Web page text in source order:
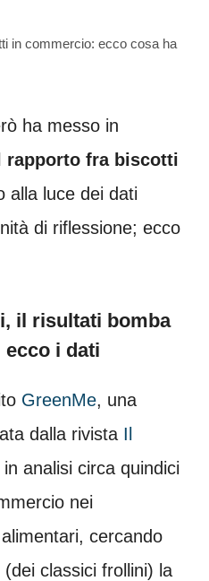
in commercio: ecco cosa ha
ha messo in
rapporto fra biscotti
alla luce dei dati
di riflessione; ecco
il risultati bomba
ecco i dati
GreenMe, una
dalla rivista Il
in analisi circa quindici
nei
cercando
(dei classici frollini) la